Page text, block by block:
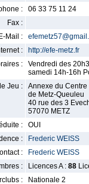
:
06 33 75 11 24
Fax :
E-Mail :
:
http://efe-metz.fr
:
Vendredi des
samedi 14h-16h
Jeu :
Annexe du
de Metz-Queuleu
40 rue des 3
57070 METZ
:
OUI
:
Frederic WEISS
:
Frederic WEISS
:
Licences A : 88
:
Nationale 2